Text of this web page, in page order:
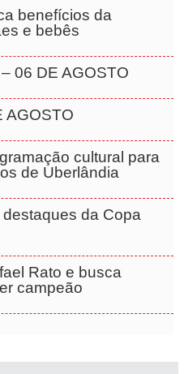
benefícios da
e bebês
06 DE AGOSTO
AGOSTO
cultural para
de Uberlândia
da Copa
Rato e busca
campeão